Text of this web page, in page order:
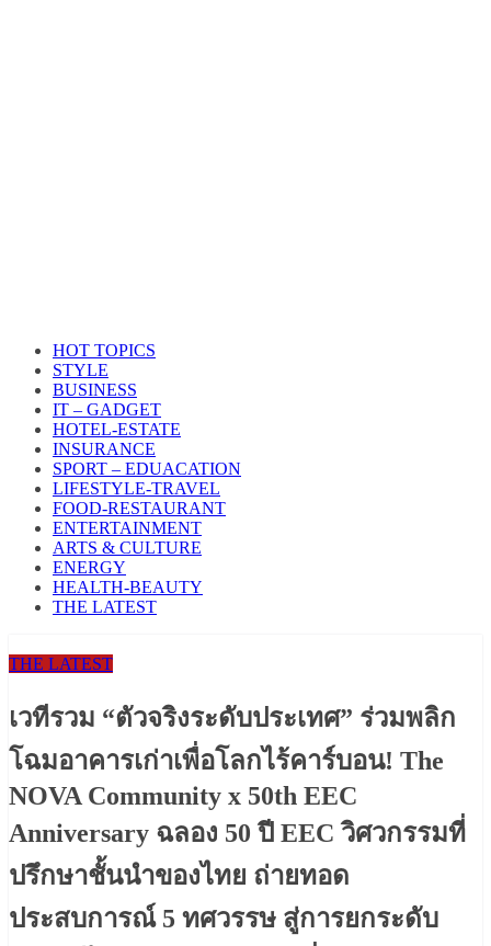
HOT TOPICS
STYLE
BUSINESS
IT – GADGET
HOTEL-ESTATE
INSURANCE
SPORT – EDUACATION
LIFESTYLE​-TRAVEL​
FOOD-RESTAURANT
ENTERTAINMENT
ARTS & CULTURE
ENERGY
HEALTH​-BEAUTY
THE LATEST
THE LATEST
เวทีรวม “ตัวจริงระดับประเทศ” ร่วมพลิก
โฉมอาคารเก่าเพื่อโลกไร้คาร์บอน! The
NOVA Community x 50th EEC
Anniversary ฉลอง 50 ปี EEC วิศวกรรมที่
ปรึกษาชั้นนำของไทย ถ่ายทอด
ประสบการณ์ 5 ทศวรรษ สู่การยกระดับ